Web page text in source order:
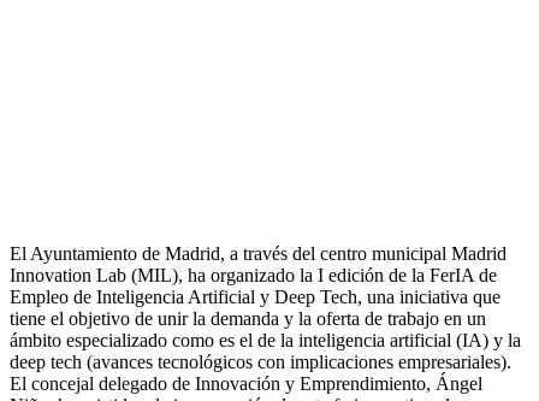
El Ayuntamiento de Madrid, a través del centro municipal Madrid
Innovation Lab (MIL), ha organizado la I edición de la FerIA de
Empleo de Inteligencia Artificial y Deep Tech, una iniciativa que
tiene el objetivo de unir la demanda y la oferta de trabajo en un
ámbito especializado como es el de la inteligencia artificial (IA) y la
deep tech (avances tecnológicos con implicaciones empresariales).
El concejal delegado de Innovación y Emprendimiento, Ángel